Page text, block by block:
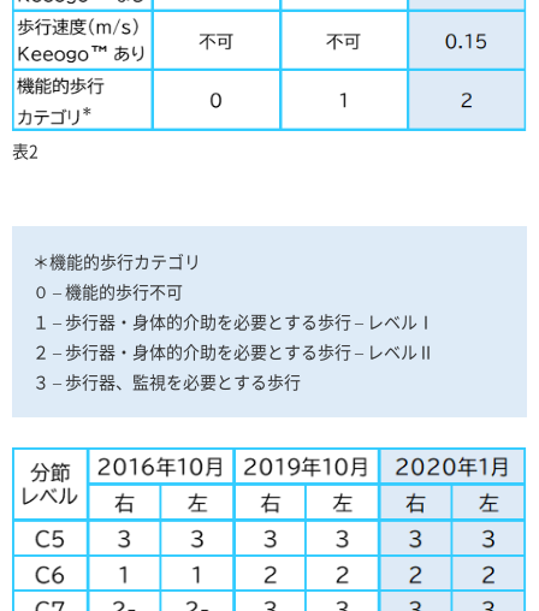
表2
＊機能的歩行カテゴリ
０ – 機能的歩行不可
１ – 歩行器・身体的介助を必要とする歩行 – レベルⅠ
２ – 歩行器・身体的介助を必要とする歩行 – レベルⅡ
３ – 歩行器、監視を必要とする歩行